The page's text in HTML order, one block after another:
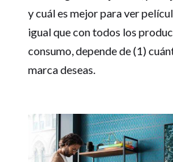
y cuál es mejor para ver
igual que con todos los
consumo, depende de (1)
marca deseas.